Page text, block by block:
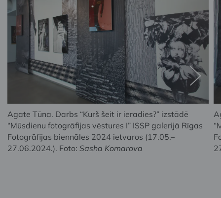
Agate Tūna. Darbs “Kurš šeit ir ieradies?” izstādē
“Mūsdienu fotogrāfijas vēstures I” ISSP galerijā Rīgas
Fotogrāfijas biennāles 2024 ietvaros (17.05.–
27.06.2024.). Foto: Sasha Komarova